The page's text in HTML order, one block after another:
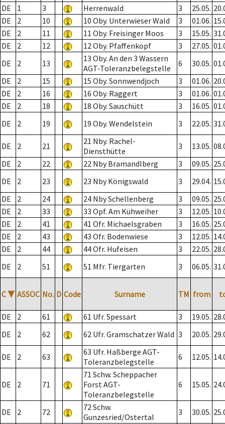
DE
1 3 Herrenwald 3 25.05.
DE
2 10 10 Oby. Unterwieser Wald 3 01.06.
DE
2 11 11 Oby. Freisinger Moos 3 15.05.
DE
2 12 12 Oby. Pfaffenkopf 3 27.05.
DE
2 13
13 Oby. An den 3 Wassern
AGT-Toleranzbelegstelle
6 30.05.
DE
2 15 15 Oby. Sonnwendjoch 3 01.06.
DE
2 16 16 Oby. Raggert 3 01.06.
DE
2 18 18 Oby. Sauschütt 3 16.05.
DE
2 19 19 Oby. Wendelstein 3 22.05.
DE 2 21
21 Nby. Rachel-
Diensthütte
3 13.05.
DE
2 22 22 Nby Bramandlberg 3 09.05.
DE
2 23 23 Nby Königswald 3 29.04.
DE
2 24 24 Nby Schellenberg 3 09.05.
DE
2 33 33 Opf. Am Kühweiher 3 12.05.
DE
2 41 41 Ofr. Michaelsgraben 3 16.05.
DE
2 43 43 Ofr. Bodenwiese 3 12.05.
DE
2 44 44 Ofr. Hufeisen 3 22.05.
DE
2 51 51 Mfr. Tiergarten 3 06.05.
C ▼ ASSOC No. D Code Surname TM from
DE 2 61 61 Ufr. Spessart 3 19.05.
DE
2 62 62 Ufr. Gramschatzer Wald 3 20.05.
DE 2 63
63 Ufr. Haßberge AGT-
Toleranzbelegstelle
6 12.05.
DE 2 71
71 Schw. Scheppacher
Forst AGT-
Toleranzbelegstelle
6 15.05.
DE 2 72
72 Schw.
Gunzesried/Ostertal
3 30.05.